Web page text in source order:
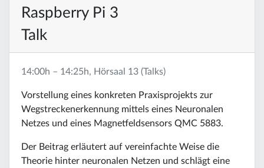
Raspberry Pi 3
Talk
14:00h – 14:25h, Hörsaal 13 (Talks)
Vorstellung eines konkreten Praxisprojekts zur
Wegstreckenerkennung mittels eines Neuronalen
Netzes und eines Magnetfeldsensors QMC 5883.
Der Beitrag erläutert auf vereinfachte Weise die
Theorie hinter neuronalen Netzen und schlägt eine